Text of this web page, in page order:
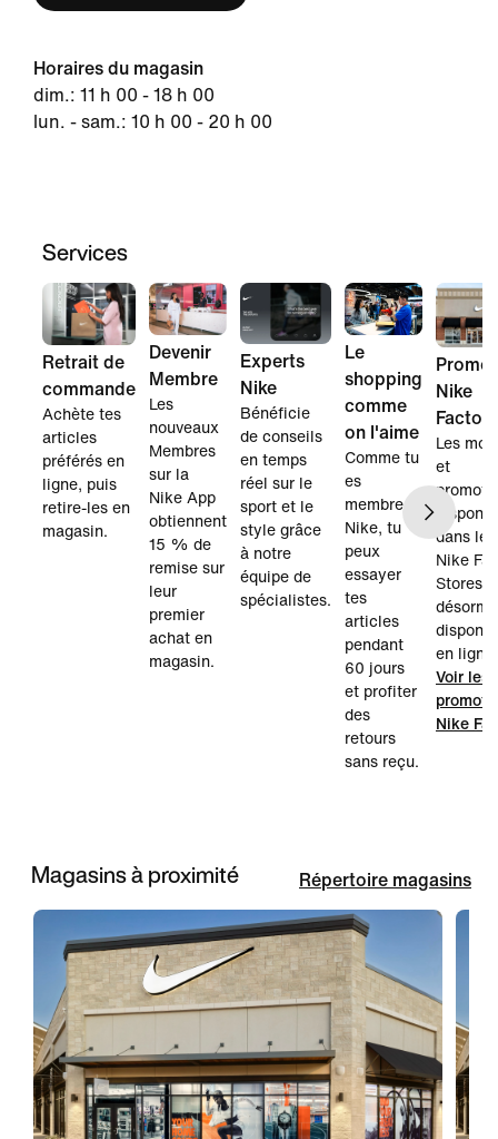
Horaires du magasin
dim.: 11 h 00 - 18 h 00
lun. - sam.: 10 h 00 - 20 h 00
Services
Retrait de
commande
Achète tes
articles
préférés en
ligne, puis
retire-les en
magasin.
Devenir
Membre
Les
nouveaux
Membres
sur la
Nike App
obtiennent
15 % de
remise sur
leur
premier
achat en
magasin.
Experts
Nike
Bénéficie
de conseils
en temps
réel sur le
sport et le
style grâce
à notre
équipe de
spécialistes.
Le
shopping
comme
on l'aime
Comme tu
es
membre
Nike, tu
peux
essayer
tes
articles
pendant
60 jours
et profiter
des
retours
sans reçu.
Nike
Factory
Les
et
dans les
Nike
Stores
en ligne.
Voir les
Nike
Magasins à proximité Répertoire magasins